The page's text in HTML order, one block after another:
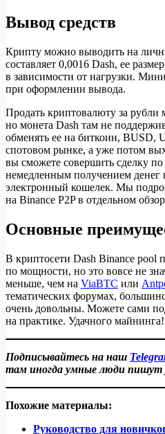
Вывод средств
Крипту можно выводить на
составляет 0,0016 Dash, ее
в зависимости от нагрузки.
при оформлении вывода.
Продать криптовалюту за рубли
но монета Dash там не
обменять ее на биткоин, BUSD,
спотовом рынке, а уже потом
вы сможете совершить сделку
немедленным получением денег
электронный кошелек. Мы
на Binance P2P в отдельном
Основные
В криптосети Dash Binance pool
по мощности, но это вовсе не
меньше, чем на ViaBTC или
тематических форумах,
очень довольны. Можете сами
на практике. Удачного майнинга!
Подписывайтесь на наш
там иногда умные люди пишут
Похожие материалы:
Руководство для